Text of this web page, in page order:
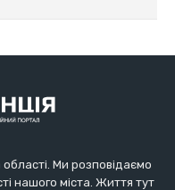
області. Ми розповідаємо
нашого міста. Життя тут